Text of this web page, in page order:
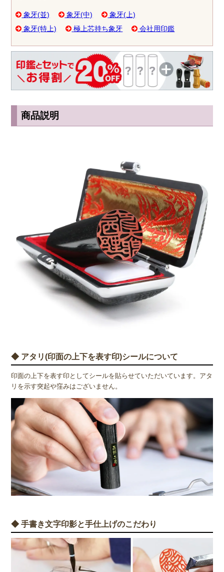
象牙(並) 象牙(中)
象牙(上)
象牙(特上)
極上芯持ち象牙 会社用印鑑
商品説明
◆ アタリ(印面の上下を表す印)シールについて
印面の上下を表す印としてシールを貼らせていただいています。アタ
リを示す突起や窪みはございません。
◆ 手書き文字印影と手仕上げのこだわり